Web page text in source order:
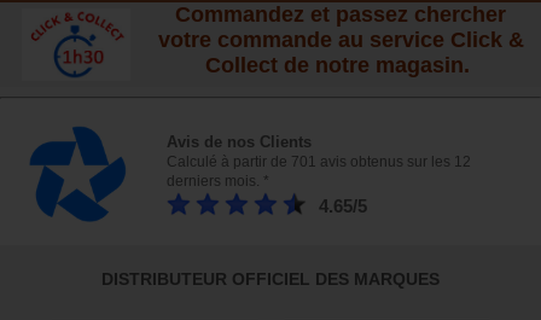
Commandez et passez chercher
votre commande au service Click &
Collect de notre magasin.
Avis de nos Clients
Calculé à partir de 701 avis obtenus sur les 12
derniers mois. *
4.65/5
DISTRIBUTEUR OFFICIEL DES MARQUES